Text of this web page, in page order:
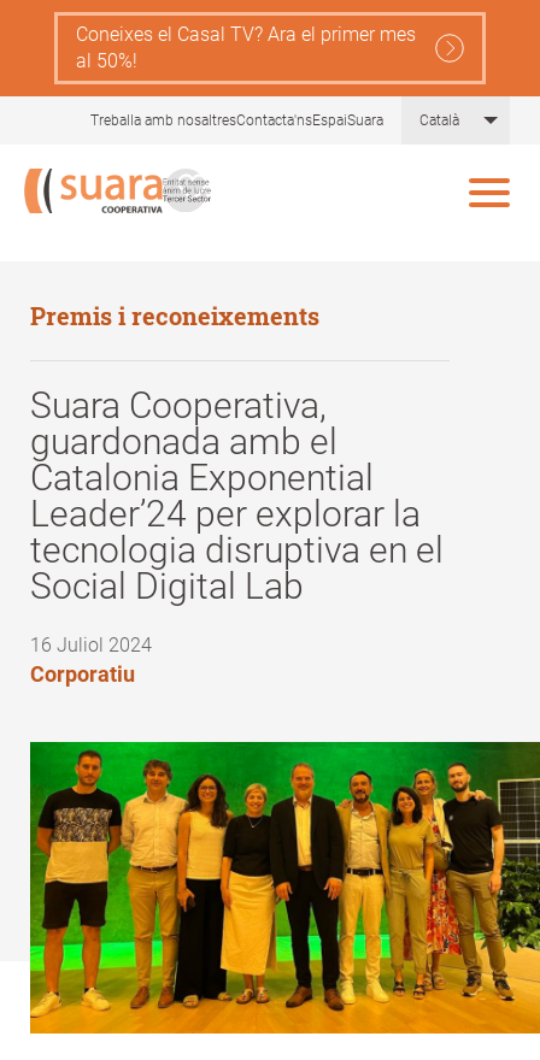
content
Coneixes el Casal TV? Ara el primer mes
al 50%!
Treballa amb nosaltresContacta'nsEspaiSuara Català List
Premis i reconeixements
Suara Cooperativa,
guardonada amb el
Catalonia Exponential
Leader’24 per explorar la
tecnologia disruptiva en el
Social Digital Lab
16 Juliol 2024
Corporatiu